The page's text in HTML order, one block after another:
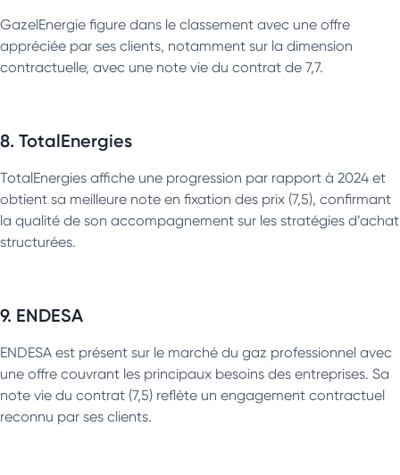
GazelEnergie figure dans le classement avec une offre
appréciée par ses clients, notamment sur la dimension
contractuelle, avec une note vie du contrat de 7,7.
8. TotalEnergies
TotalEnergies affiche une progression par rapport à 2024 et
obtient sa meilleure note en fixation des prix (7,5), confirmant
la qualité de son accompagnement sur les stratégies d’achat
structurées.
9. ENDESA
ENDESA est présent sur le marché du gaz professionnel avec
une offre couvrant les principaux besoins des entreprises. Sa
note vie du contrat (7,5) reflète un engagement contractuel
reconnu par ses clients.